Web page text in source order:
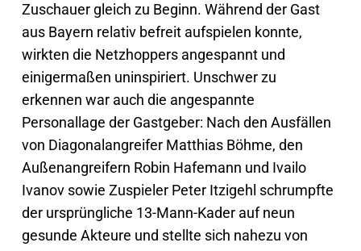
Zuschauer gleich zu Beginn. Während der Gast
aus Bayern relativ befreit aufspielen konnte,
wirkten die Netzhoppers angespannt und
einigermaßen uninspiriert. Unschwer zu
erkennen war auch die angespannte
Personallage der Gastgeber: Nach den Ausfällen
von Diagonalangreifer Matthias Böhme, den
Außenangreifern Robin Hafemann und Ivailo
Ivanov sowie Zuspieler Peter Itzigehl schrumpfte
der ursprüngliche 13-Mann-Kader auf neun
gesunde Akteure und stellte sich nahezu von